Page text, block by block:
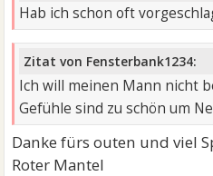
Hab ich schon oft
Zitat von Fensterbank1234:
Ich will meinen Mann nicht
Gefühle sind zu schön um
Danke fürs outen und viel
Roter Mantel